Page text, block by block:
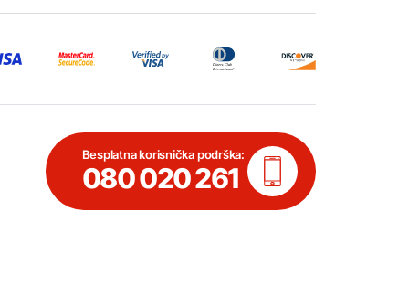
Besplatna korisnička podrška:
080 020 261